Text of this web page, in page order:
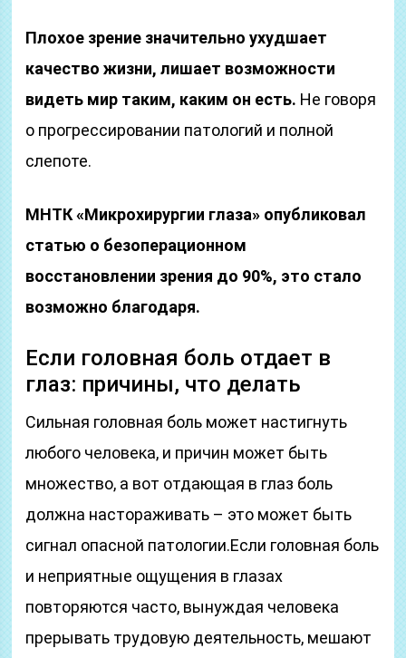
Плохое зрение значительно ухудшает
качество жизни, лишает возможности
видеть мир таким, каким он есть. Не говоря
о прогрессировании патологий и полной
слепоте.
МНТК «Микрохирургии глаза» опубликовал
статью о безоперационном
восстановлении зрения до 90%, это стало
возможно благодаря.
Если головная боль отдает в
глаз: причины, что делать
Сильная головная боль может настигнуть
любого человека, и причин может быть
множество, а вот отдающая в глаз боль
должна настораживать – это может быть
сигнал опасной патологии.Если головная боль
и неприятные ощущения в глазах
повторяются часто, вынуждая человека
прерывать трудовую деятельность, мешают